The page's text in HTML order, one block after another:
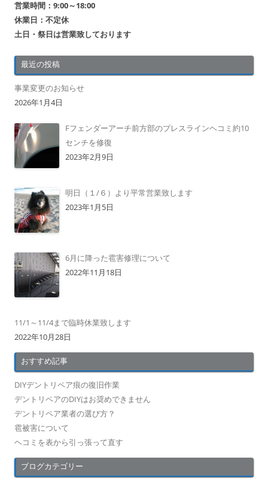
営業時間：9:00～18:00
休業日：不定休
土日・祭日は営業致しております
最近の投稿
事業変更のお知らせ
2026年1月4日
Fフェンダーアーチ前方部のプレスラインヘコミ約10
センチを修復
2023年2月9日
明日（１/６）より平常営業致します
2023年1月5日
6月に降った雹害修理について
2022年11月18日
11/1～11/4まで臨時休業致します
2022年10月28日
おすすめ記事
DIYデントリペア痕の復旧作業
デントリペアのDIYはお奨めできません
デントリペア業者の選び方？
雹被害について
ヘコミを表から引っ張って直す
ブログカテゴリー